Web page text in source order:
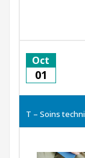
01
Oct
T – Soins